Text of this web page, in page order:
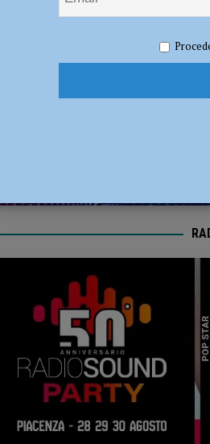
difensore del Fiorenzuola CALCIO
Redazione FG